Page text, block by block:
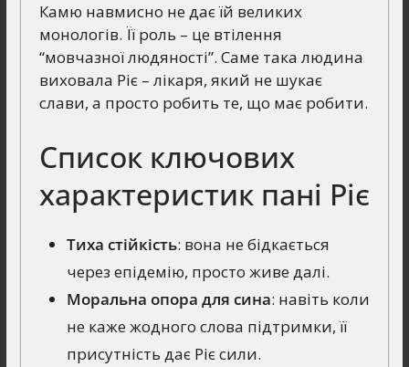
Камю навмисно не дає їй великих
монологів. Її роль – це втілення
“мовчазної людяності”. Саме така людина
виховала Ріє – лікаря, який не шукає
слави, а просто робить те, що має робити.
Список ключових
характеристик пані Ріє
Тиха стійкість: вона не бідкається
через епідемію, просто живе далі.
Моральна опора для сина: навіть коли
не каже жодного слова підтримки, її
присутність дає Ріє сили.